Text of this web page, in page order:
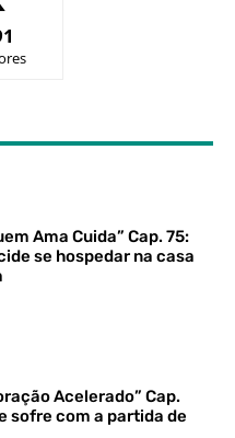
Ama Cuida” Cap. 75:
se hospedar na casa
Acelerado” Cap.
sofre com a partida de